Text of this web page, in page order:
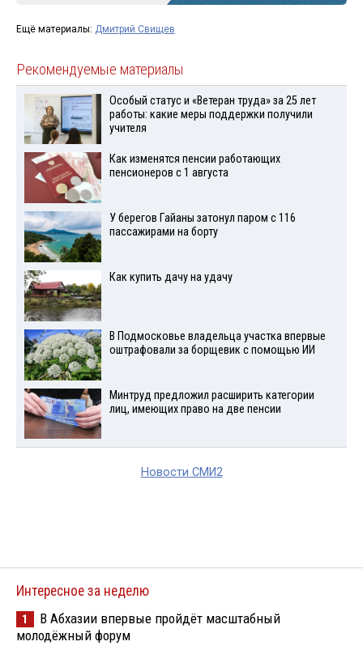
Ещё материалы: Дмитрий Свищев
Рекомендуемые материалы
Особый статус и «Ветеран труда» за 25 лет
работы: какие меры поддержки получили
учителя
Как изменятся пенсии работающих
пенсионеров с 1 августа
У берегов Гайаны затонул паром с 116
пассажирами на борту
Как купить дачу на удачу
В Подмосковье владельца участка впервые
оштрафовали за борщевик с помощью ИИ
Минтруд предложил расширить категории
лиц, имеющих право на две пенсии
Новости СМИ2
Интересное за неделю
1
В Абхазии впервые пройдёт масштабный
молодёжный форум